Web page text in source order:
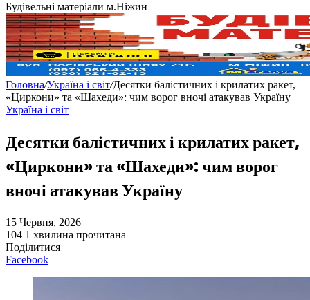
Будівельні матеріали м.Ніжин
Головна/Україна і світ/Десятки балістичних і крилатих ракет,
«Циркони» та «Шахеди»: чим ворог вночі атакував Україну
Україна і світ
Десятки балістичних і крилатих ракет,
«Циркони» та «Шахеди»: чим ворог
вночі атакував Україну
15 Червня, 2026
104 1 хвилина прочитана
Поділитися
Facebook